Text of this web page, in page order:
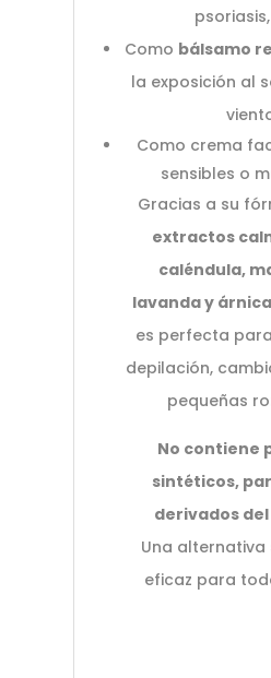
Como bálsamo
la exposición al
Como crema
sensibles o
Gracias a su
extractos
caléndula,
lavanda y árnica
es perfecta
depilación,
pequeñas
No contiene
sintéticos,
derivados
Una
eficaz para